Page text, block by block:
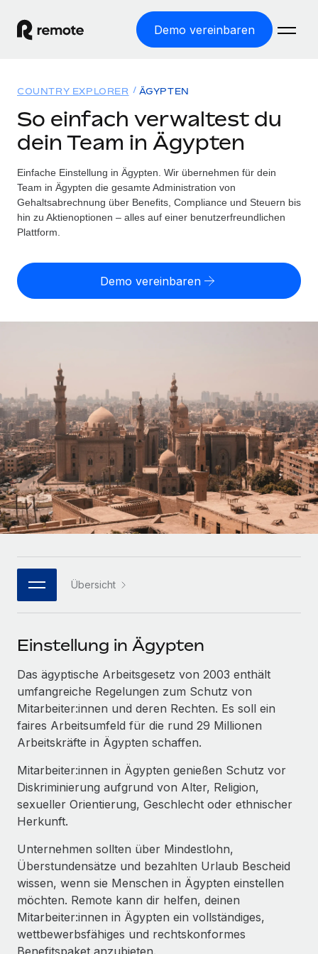
Demo vereinbaren
WELTWEITE BESCHÄFTIGUNG
Globale Payroll
Einfache, rechtssicher Payroll
Employer of Record
Weltweites Wachstum ohne Kosten für Niederlassungen
Contractor of Record
Rechtssichere, weltweite Arbeit mit Freelancer:innen
Globales Onboarding und Verwalten von
PEO
Auslagern von komplexen HR-Aufgaben
INFRASTRUKTUR
Remote Embedded
Nahtlose Integration der HR in bestehende Abläufe
Plattform
Integrierte HR-Kernfunktionen für dein Team
MCP
Integrationen
Tools
DIENSTLEISTUNGEN
Frag unsere Expert:innen
Hilfe von Expert:innen für globale HR & Compliance
Background-Checks
Einfacheres Bewerber:innen-Screening
Compliance Watchtower
Geräteverwaltung
Globale Bereitstellung und Verfolgung von IT-
Geräten
Gründung von Niederlassungen
Schnelle, rechtssichere Gründung von
Lösungen
WELTWEITE ABDECKUNG
Country Explorer
Länderspezifische Unterstützung bei der Einstellung
Einfache Einstellung in allen US-Bundesstaaten
Startups
Agile HR- und Payroll-Lösungen für wachsende
Unternehmen
Mittelstand
Maßgeschneiderte HR-Lösungen, um Teams zu
vergrößern
Enterprise
Globale HR für Konzerne und Großunternehmen
PARTNER WERDEN
Flexible Einbettung von Global-HR-Funktionen in deine
Partner werden
Entdecke die Möglichkeiten einer Partnerschaft
Remote Build
Demnächst verfügbar
Beratung zu Integrationen und KI-Automatisierung
FALLSTUDIEN
So hat der KI-Vorreiter Weaviate sein Team mit
Remote um 120 % vergrößert
Open-Source-Infrastrukturen. Das...
Mehr erfahren
Strategische Partnerschaft zwischen
Reverse Tech und Remote für Contractor
Ressourcen
TOOLS UND RECHNER
Scheinselbstständigkeitsrisiko berechnen
Personalkostenrechner
Honorarzahlungen berechnen
Informationen zu möglichen Währungen und
Abwicklungsfristen für globale Freelancer:innen
LERNEN MIT REMOTE
Forschung und Leitfäden
Fallstudien
HR-Glossar
Bibliothek für Stellenbeschreibungen
Webinare
Events
Newsroom
Informationen zu Gehältern und Qualifikationen
Insights Center
Alle Ressourcen anzeigen
Globale Payroll
EOR und PEO
Contractor Management
Preise
Deutsch
Español
Italiano
Português (Portugal)
한국어
COUNTRY EXPLORER ÄGYPTEN
So einfach verwaltest du
dein Team in Ägypten
Einfache Einstellung in Ägypten. Wir übernehmen für dein
Team in Ägypten die gesamte Administration von
Gehaltsabrechnung über Benefits, Compliance und Steuern bis
hin zu Aktienoptionen – alles auf einer benutzerfreundlichen
Plattform.
Demo vereinbaren
Übersicht
Einstellung in Ägypten
Das ägyptische Arbeitsgesetz von 2003 enthält
umfangreiche Regelungen zum Schutz von
Mitarbeiter:innen und deren Rechten. Es soll ein
faires Arbeitsumfeld für die rund 29 Millionen
Arbeitskräfte in Ägypten schaffen.
Mitarbeiter:innen in Ägypten genießen Schutz vor
Diskriminierung aufgrund von Alter, Religion,
sexueller Orientierung, Geschlecht oder ethnischer
Herkunft.
Unternehmen sollten über Mindestlohn,
Überstundensätze und bezahlten Urlaub Bescheid
wissen, wenn sie Menschen in Ägypten einstellen
möchten. Remote kann dir helfen, deinen
Mitarbeiter:innen in Ägypten ein vollständiges,
wettbewerbsfähiges und rechtskonformes
Benefitspaket anzubieten.